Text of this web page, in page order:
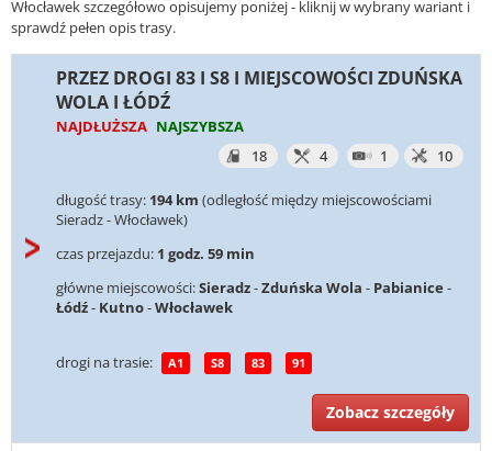
Włocławek szczegółowo opisujemy poniżej - kliknij w wybrany wariant i
sprawdź pełen opis trasy.
PRZEZ DROGI 83 I S8 I MIEJSCOWOŚCI ZDUŃSKA
WOLA I ŁÓDŹ
NAJDŁUŻSZA NAJSZYBSZA
18
4 1 10
długość trasy: 194 km (odległość między miejscowościami
Sieradz - Włocławek)
czas przejazdu: 1 godz. 59 min
główne miejscowości:Sieradz-Zduńska Wola - Pabianice -
Łódź- Kutno-Włocławek
drogi na trasie: A1 S8 83 91
Zobacz szczegóły